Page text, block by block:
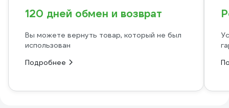
120 дней обмен и возврат
Вы можете вернуть товар, который не был
использован
Подробнее